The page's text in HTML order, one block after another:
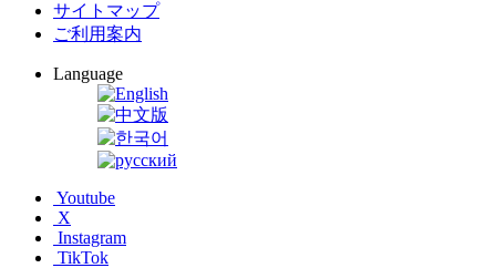
サイトマップ
ご利用案内
Language
Youtube
X
Instagram
TikTok